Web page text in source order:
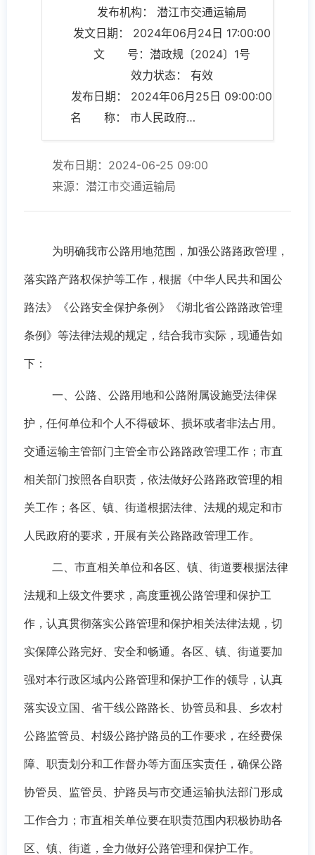
发布机构： 潜江市交通运输局
发文日期： 2024年06月24日 17:00:00
文 号：潜政规〔2024〕1号
效力状态： 有效
发布日期： 2024年06月25日 09:00:00
名 称： 市人民政府关于加强公路路政管理的通告
发布日期：2024-06-25 09:00
来源：潜江市交通运输局
为明确我市公路用地范围，加强公路路政管理，
落实路产路权保护等工作，根据《中华人民共和国公
路法》《公路安全保护条例》《湖北省公路路政管理
条例》等法律法规的规定，结合我市实际，现通告如
下：
一、公路、公路用地和公路附属设施受法律保
护，任何单位和个人不得破坏、损坏或者非法占用。
交通运输主管部门主管全市公路路政管理工作；市直
相关部门按照各自职责，依法做好公路路政管理的相
关工作；各区、镇、街道根据法律、法规的规定和市
人民政府的要求，开展有关公路路政管理工作。
二、市直相关单位和各区、镇、街道要根据法律
法规和上级文件要求，高度重视公路管理和保护工
作，认真贯彻落实公路管理和保护相关法律法规，切
实保障公路完好、安全和畅通。各区、镇、街道要加
强对本行政区域内公路管理和保护工作的领导，认真
落实设立国、省干线公路路长、协管员和县、乡农村
公路监管员、村级公路护路员的工作要求，在经费保
障、职责划分和工作督办等方面压实责任，确保公路
协管员、监管员、护路员与市交通运输执法部门形成
工作合力；市直相关单位要在职责范围内积极协助各
区、镇、街道，全力做好公路管理和保护工作。